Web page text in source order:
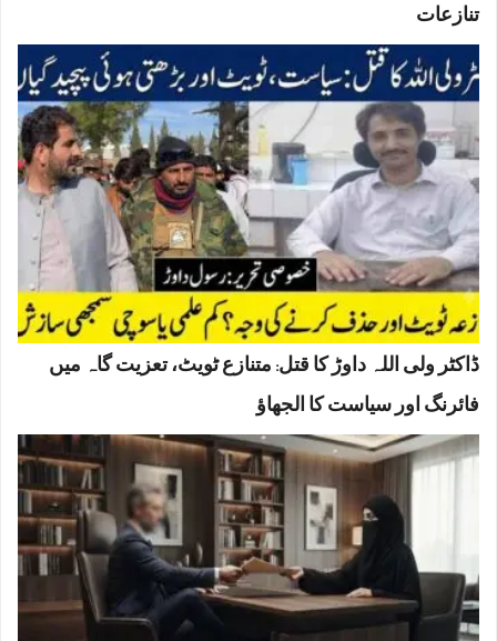
تنازعات
ڈاکٹر ولی اللہ داوڑ کا قتل: متنازع ٹویٹ، تعزیت گاہ میں
فائرنگ اور سیاست کا الجھاؤ